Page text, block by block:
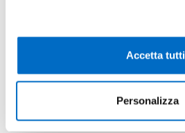
Accetta tutti
Personalizza